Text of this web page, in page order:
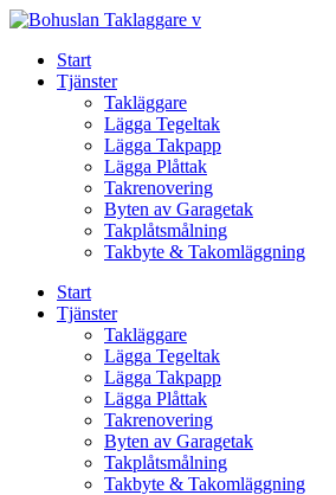
Skip
contentStart
Tjänster
Takläggare
Lägga Tegeltak
Lägga Takpapp
Lägga Plåttak
Takrenovering
Byten av Garagetak
Takplåtsmålning
Takbyte & Takomläggning
Start
Tjänster
Takläggare
Lägga Tegeltak
Lägga Takpapp
Lägga Plåttak
Takrenovering
Byten av Garagetak
Takplåtsmålning
Takbyte & Takomläggning